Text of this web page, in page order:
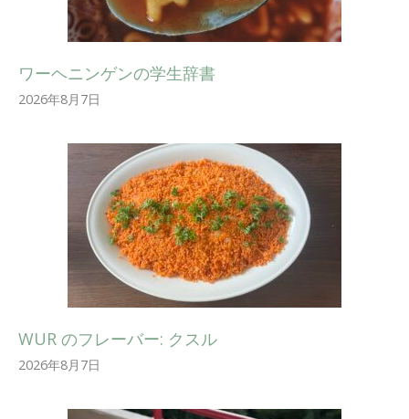
ワーヘニンゲンの学生辞書
2026年8月7日
WUR のフレーバー: クスル
2026年8月7日